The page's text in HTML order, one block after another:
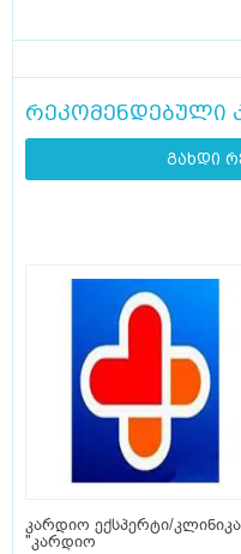
რეკომენდებული
გახდი
კარდიო ექსპერტი/კლინიკა
"კარდიო